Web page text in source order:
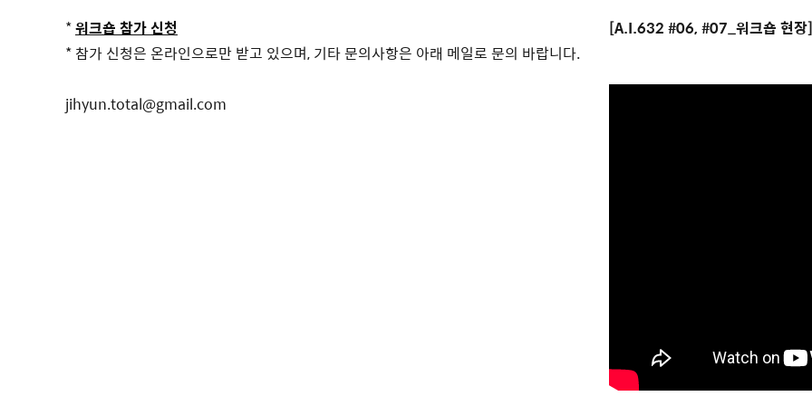
*워크숍 참가 신청
* 참가 신청은 온라인으로만 받고 있으며, 기타 문의사항은 아래 메일로 문의 바랍니다.
jihyun.total@gmail.com
[A.I.632 #06, #07_워크숍 현장]